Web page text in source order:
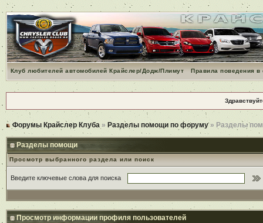
Клуб любителей автомобилей Крайслер/Додж/Плимут Правила поведения
Форумы Крайслер Клуба » Разделы помощи по форуму» Разделы
Разделы помощи
Просмотр выбранного раздела или поиск
Введите ключевые слова для поиска
Просмотр информации профиля пользователей